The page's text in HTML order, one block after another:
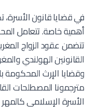
في قضايا قانون الأسرة،
أهمية خاصة. تتعامل
تتضمن عقود الزواج
القانونين الهولندي
وقضايا الإرث المحكومة
مترجمونا المصطلحات
الأسرة الإسلامي